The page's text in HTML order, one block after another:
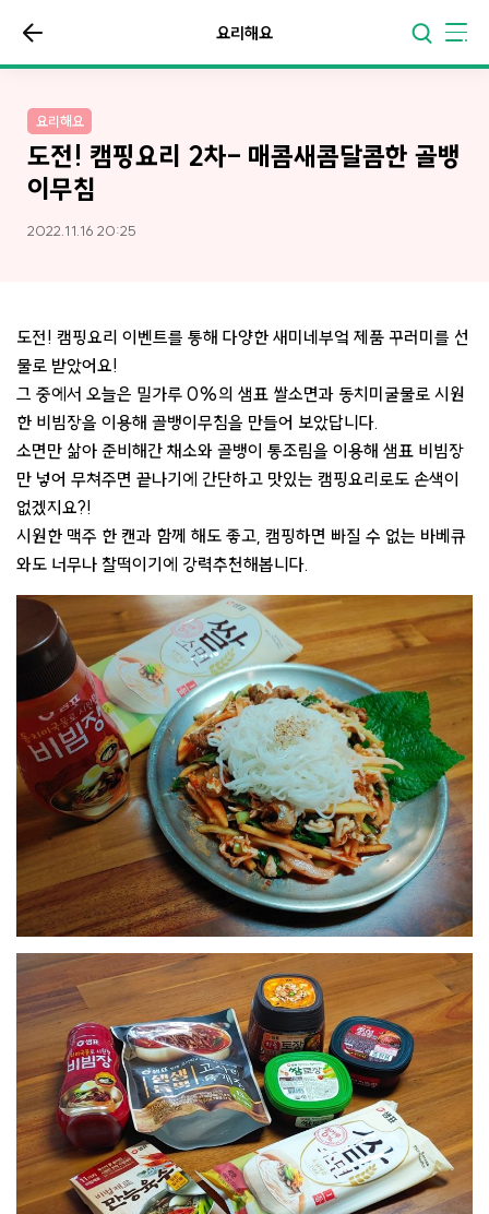
요리해요
요리해요
도전! 캠핑요리 2차- 매콤새콤달콤한 골뱅
이무침
2022.11.16 20:25
도전! 캠핑요리 이벤트를 통해 다양한 새미네부엌 제품 꾸러미를 선
물로 받았어요!
그 중에서 오늘은 밀가루 0%의 샘표 쌀소면과 동치미굴물로 시원
한 비빔장을 이용해 골뱅이무침을 만들어 보았답니다.
소면만 삶아 준비해간 채소와 골뱅이 통조림을 이용해 샘표 비빔장
만 넣어 무쳐주면 끝나기에 간단하고 맛있는 캠핑요리로도 손색이
없겠지요?!
시원한 맥주 한 캔과 함께 해도 좋고, 캠핑하면 빠질 수 없는 바베큐
와도 너무나 찰떡이기에 강력추천해봅니다.